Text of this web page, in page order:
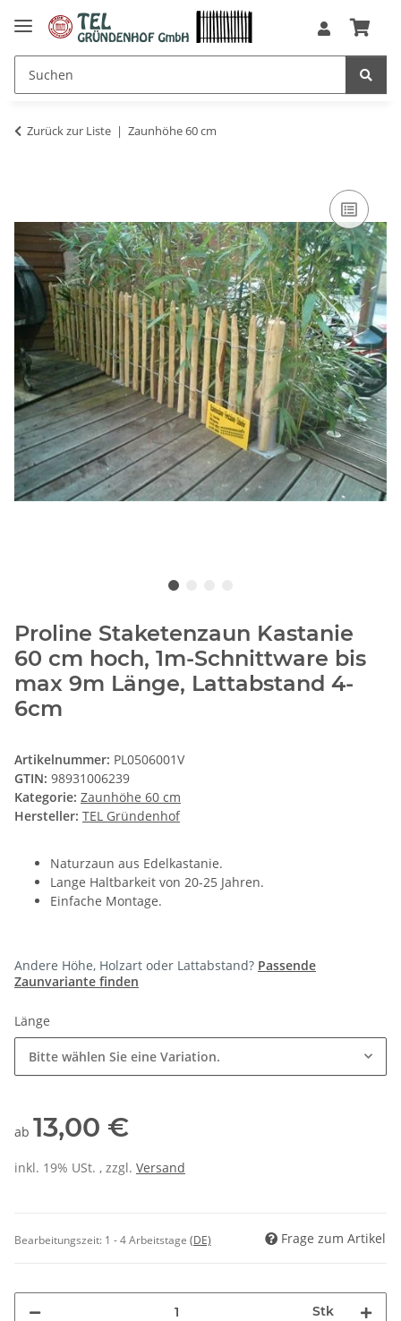
Zurück zur Liste Zaunhöhe 60 cm
Proline Staketenzaun Kastanie
60 cm hoch, 1m-Schnittware bis
max 9m Länge, Lattabstand 4-
6cm
Artikelnummer: PL0506001V
GTIN: 98931006239
Kategorie: Zaunhöhe 60 cm
Hersteller: TEL Gründenhof
Naturzaun aus Edelkastanie.
Lange Haltbarkeit von 20-25 Jahren.
Einfache Montage.
Andere Höhe, Holzart oder Lattabstand? Passende
Zaunvariante finden
Länge
Bitte wählen Sie eine Variation.
ab 13,00 €
inkl. 19% USt. , zzgl. Versand
Bearbeitungszeit: 1 - 4 Arbeitstage (DE) Frage zum Artikel
Stk